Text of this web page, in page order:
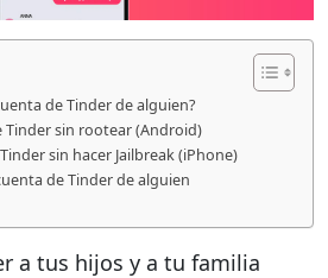
de Tinder de alguien?
Tinder sin rootear (Android)
sin hacer Jailbreak (iPhone)
de Tinder de alguien
a tus hijos y a tu familia